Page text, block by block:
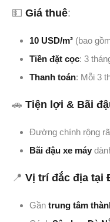
💵 Giá thuê:
10 USD/m² (bao
Tiền đặt cọc: 3
Thanh toán: Mỗi 3
🚗 Tiện lợi & Bãi
Đường chính rộng
Bãi đậu xe máy
📍 Vị trí đắc địa tại
Gần trung tâm